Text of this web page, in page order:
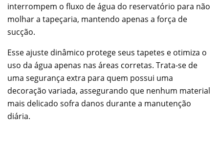
interrompem o fluxo de água do reservatório para não
molhar a tapeçaria, mantendo apenas a força de
sucção.
Esse ajuste dinâmico protege seus tapetes e otimiza o
uso da água apenas nas áreas corretas. Trata-se de
uma segurança extra para quem possui uma
decoração variada, assegurando que nenhum material
mais delicado sofra danos durante a manutenção
diária.